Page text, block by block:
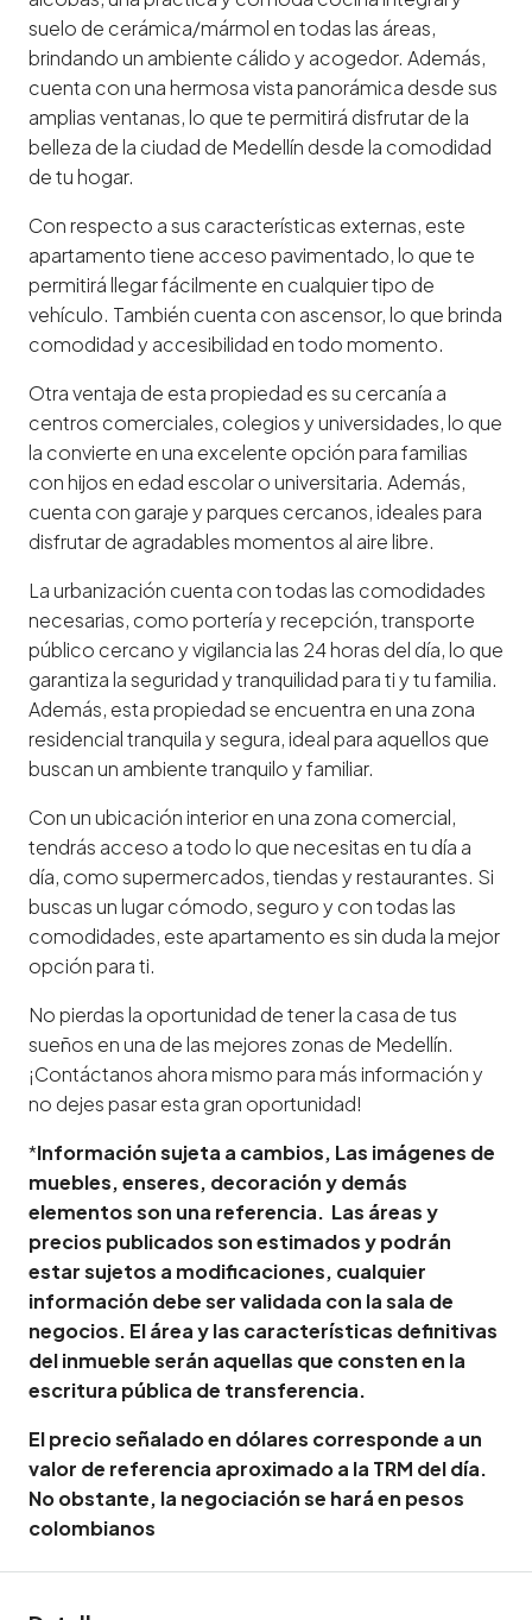
suelo de cerámica/mármol en todas las áreas,
brindando un ambiente cálido y acogedor. Además,
cuenta con una hermosa vista panorámica desde sus
amplias ventanas, lo que te permitirá disfrutar de la
belleza de la ciudad de Medellín desde la comodidad
de tu hogar.
Con respecto a sus características externas, este
apartamento tiene acceso pavimentado, lo que te
permitirá llegar fácilmente en cualquier tipo de
vehículo. También cuenta con ascensor, lo que brinda
comodidad y accesibilidad en todo momento.
Otra ventaja de esta propiedad es su cercanía a
centros comerciales, colegios y universidades, lo que
la convierte en una excelente opción para familias
con hijos en edad escolar o universitaria. Además,
cuenta con garaje y parques cercanos, ideales para
disfrutar de agradables momentos al aire libre.
La urbanización cuenta con todas las comodidades
necesarias, como portería y recepción, transporte
público cercano y vigilancia las 24 horas del día, lo que
garantiza la seguridad y tranquilidad para ti y tu familia.
Además, esta propiedad se encuentra en una zona
residencial tranquila y segura, ideal para aquellos que
buscan un ambiente tranquilo y familiar.
Con un ubicación interior en una zona comercial,
tendrás acceso a todo lo que necesitas en tu día a
día, como supermercados, tiendas y restaurantes. Si
buscas un lugar cómodo, seguro y con todas las
comodidades, este apartamento es sin duda la mejor
opción para ti.
No pierdas la oportunidad de tener la casa de tus
sueños en una de las mejores zonas de Medellín.
¡Contáctanos ahora mismo para más información y
no dejes pasar esta gran oportunidad!
*Información sujeta a cambios, Las imágenes de
muebles, enseres, decoración y demás
elementos son una referencia. Las áreas y
precios publicados son estimados y podrán
estar sujetos a modificaciones, cualquier
información debe ser validada con la sala de
negocios. El área y las características definitivas
del inmueble serán aquellas que consten en la
escritura pública de transferencia.
El precio señalado en dólares corresponde a un
valor de referencia aproximado a la TRM del día.
No obstante, la negociación se hará en pesos
colombianos